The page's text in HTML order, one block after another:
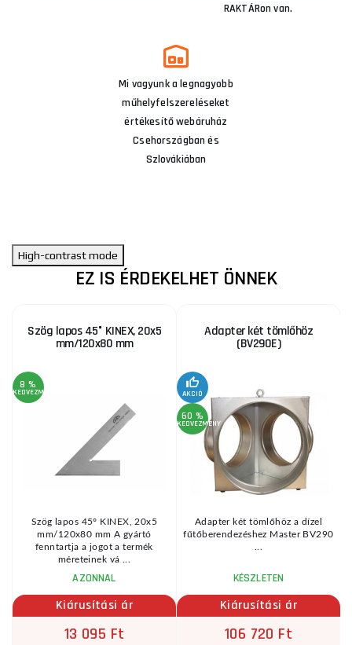
RAKTÁRon van.
Mi vagyunk a legnagyobb
műhelyfelszereléseket
értékesítő webáruház
Csehországban és
Szlovákiában
High-contrast mode
EZ IS ÉRDEKELHET ÖNNEK
Szög lapos 45° KINEX, 20x5
mm/120x80 mm
8 %
KEDVEZMÉNY
Szög lapos 45° KINEX, 20x5
mm/120x80 mm A gyártó
fenntartja a jogot a termék
méreteinek vá ...
AZONNAL
Kiárusítási ár
13 095 Ft
Adapter két tömlőhöz
(BV290E)
AKCIÓ
60 %
KEDVEZMÉNY
Adapter két tömlőhöz a dízel
fűtőberendezéshez Master BV290
KÉSZLETEN
Kiárusítási ár
106 720 Ft